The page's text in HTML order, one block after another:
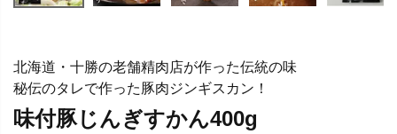
北海道・十勝の老舗精肉店が作った伝統の味
秘伝のタレで作った豚肉ジンギスカン！
味付豚じんぎすかん400g